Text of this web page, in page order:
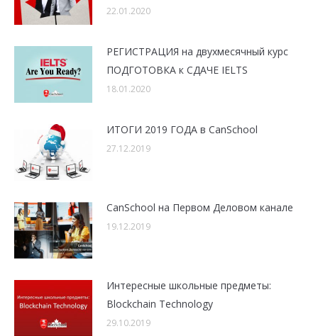
22.01.2020
РЕГИСТРАЦИЯ на двухмесячный курс
ПОДГОТОВКА к СДАЧЕ IELTS
18.01.2020
ИТОГИ 2019 ГОДА в CanSchool
27.12.2019
CanSchool на Первом Деловом канале
19.12.2019
Интересные школьные предметы:
Blockchain Technology
29.10.2019